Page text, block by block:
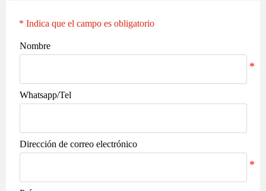
* Indica que el campo es obligatorio
Nombre
Whatsapp/Tel
Dirección de correo electrónico